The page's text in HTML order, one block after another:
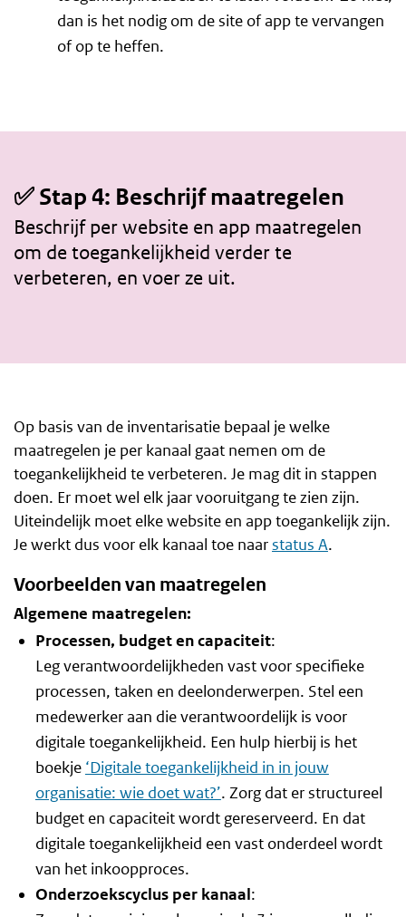
dan is het nodig om de site of app te vervangen
of op te heffen.
✅ Stap 4: Beschrijf maatregelen
Beschrijf per website en app maatregelen
om de toegankelijkheid verder te
verbeteren, en voer ze uit.
Op basis van de inventarisatie bepaal je welke
maatregelen je per kanaal gaat nemen om de
toegankelijkheid te verbeteren. Je mag dit in stappen
doen. Er moet wel elk jaar vooruitgang te zien zijn.
Uiteindelijk moet elke website en app toegankelijk zijn.
Je werkt dus voor elk kanaal toe naarstatus A.
Voorbeelden van maatregelen
Algemene maatregelen:
Processen, budget en capaciteit:
Leg verantwoordelijkheden vast voor specifieke
processen, taken en deelonderwerpen. Stel een
medewerker aan die verantwoordelijk is voor
digitale toegankelijkheid. Een hulp hierbij is het
boekje ‘Digitale toegankelijkheid in in jouw
organisatie: wie doet wat?’. Zorg dat er structureel
budget en capaciteit wordt gereserveerd. En dat
digitale toegankelijkheid een vast onderdeel wordt
van het inkoopproces.
Onderzoekscyclus per kanaal: